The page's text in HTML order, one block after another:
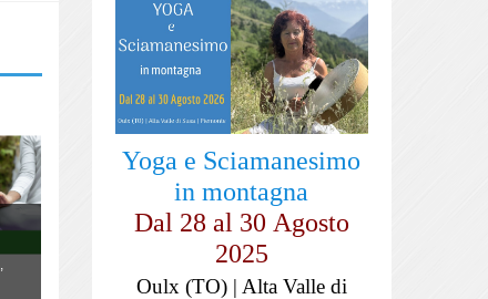
YOGA "La danza della Vita"
Lo Yoga non è qualcosa da fare, è un
modo di essere, di vivere la propria vita,
danzandola.
Yoga e Sciamanesimo
in montagna
Dal 28 al 30 Agosto
2025
Oulx (TO) | Alta Valle di